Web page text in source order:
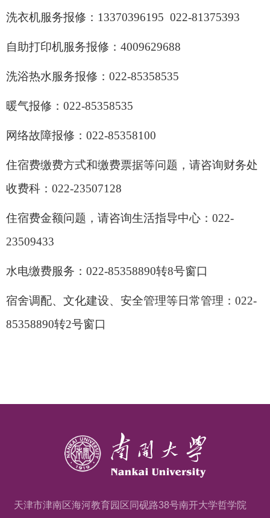
洗衣机服务报修： 13370396195 022-81375393
自助打印机服务报修： 4009629688
洗浴热水服务报修： 022-85358535
暖气报修： 022-85358535
网络故障报修： 022-85358100
住宿费缴费方式和缴费票据等问题，请咨询财务处
收费科： 022-23507128
住宿费金额问题，请咨询生活指导中心： 022-
23509433
水电缴费服务： 022-85358890转8号窗口
宿舍调配、文化建设、安全管理等日常管理： 022-
85358890转2号窗口
天津市津南区海河教育园区同砚路38号南开大学哲学院